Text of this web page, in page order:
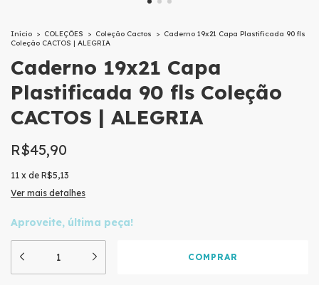
Início > COLEÇÕES > Coleção Cactos > Caderno 19x21 Capa Plastificada 90 fls
Coleção CACTOS | ALEGRIA
Caderno 19x21 Capa
Plastificada 90 fls Coleção
CACTOS | ALEGRIA
R$45,90
11 x de R$5,13
Ver mais detalhes
Aproveite, última peça!